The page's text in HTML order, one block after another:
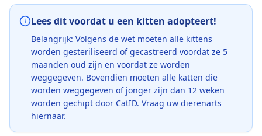
Lees dit voordat u een kitten adopteert!
Belangrijk: Volgens de wet moeten alle kittens
worden gesteriliseerd of gecastreerd voordat ze 5
maanden oud zijn en voordat ze worden
weggegeven. Bovendien moeten alle katten die
worden weggegeven of jonger zijn dan 12 weken
worden gechipt door CatID. Vraag uw dierenarts
hiernaar.